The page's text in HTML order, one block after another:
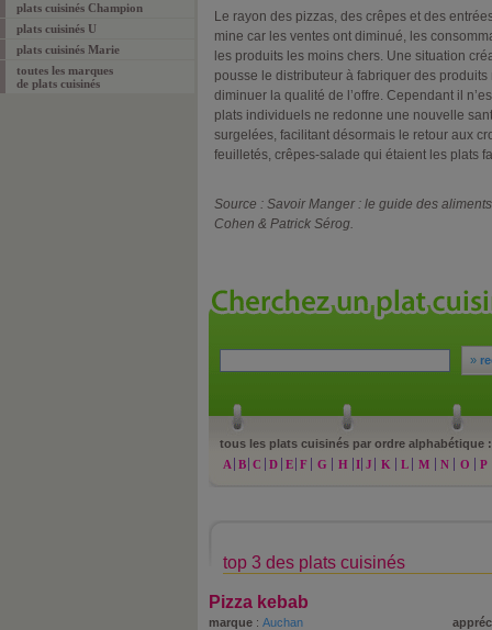
plats cuisinés Champion
plats cuisinés U
plats cuisinés Marie
toutes les marques
de plats cuisinés
Le rayon des pizzas, des crêpes et des
mine car les ventes ont diminué, les
les produits les moins chers. Une situation
pousse le distributeur à fabriquer des
diminuer la qualité de l’offre. Cependant il
plats individuels ne redonne une nouvelle
surgelées, facilitant désormais le retour aux
feuilletés, crêpes-salade qui étaient les plats
Source : Savoir Manger : le guide des
Cohen & Patrick Sérog.
»
tous les plats cuisinés par ordre alphabétique :
A B C D E F G H I J K L M N O P
top 3 des plats cuisinés
Pizza kebab
marque : Auchan